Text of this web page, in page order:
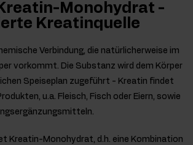
Monohydrat -
Kreatinquelle
Verbindung, die natürlicherweise im
vorkommt. Die Substanz wird dem Körper
Speiseplan zugeführt - Kreatin findet
u.a. Fleisch, Fisch oder Eiern, sowie
Kreatin-Monohydrat, d.h. eine Kombination